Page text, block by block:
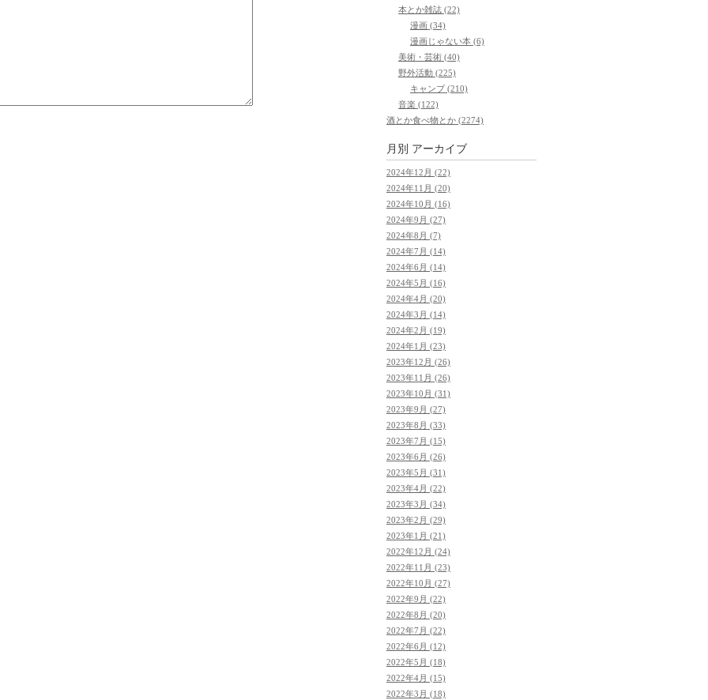
本とか雑誌 (22)
漫画 (34)
漫画じゃない本 (6)
美術・芸術 (40)
野外活動 (225)
キャンプ (210)
音楽 (122)
酒とか食べ物とか (2274)
月別 アーカイブ
2024年12月 (22)
2024年11月 (20)
2024年10月 (16)
2024年9月 (27)
2024年8月 (7)
2024年7月 (14)
2024年6月 (14)
2024年5月 (16)
2024年4月 (20)
2024年3月 (14)
2024年2月 (19)
2024年1月 (23)
2023年12月 (26)
2023年11月 (26)
2023年10月 (31)
2023年9月 (27)
2023年8月 (33)
2023年7月 (15)
2023年6月 (26)
2023年5月 (31)
2023年4月 (22)
2023年3月 (34)
2023年2月 (29)
2023年1月 (21)
2022年12月 (24)
2022年11月 (23)
2022年10月 (27)
2022年9月 (22)
2022年8月 (20)
2022年7月 (22)
2022年6月 (12)
2022年5月 (18)
2022年4月 (15)
2022年3月 (18)